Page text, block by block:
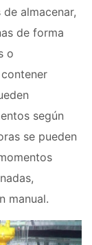
almacenar,
de forma
o
según
se pueden
manual.